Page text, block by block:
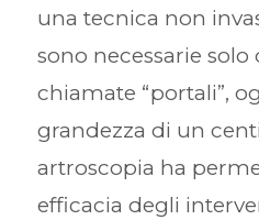
una tecnica non
sono necessarie solo
chiamate “portali”,
grandezza di un
artroscopia ha
efficacia degli